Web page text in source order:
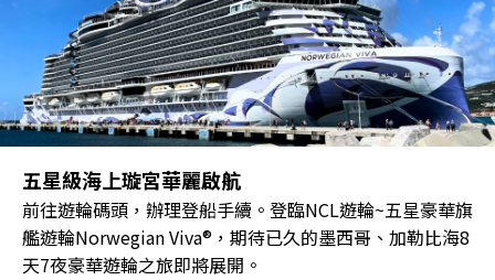
五星級海上璇宮華麗啟航
前往遊輪碼頭，辦理登船手續。登臨NCL遊輪~五星豪華旗
艦遊輪Norwegian Viva®，期待已久的墨西哥、加勒比海8
天7夜豪華遊輪之旅即將展開。